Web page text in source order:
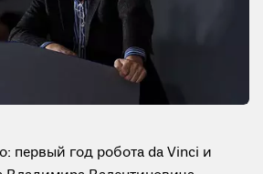
первый год робота da Vinci и